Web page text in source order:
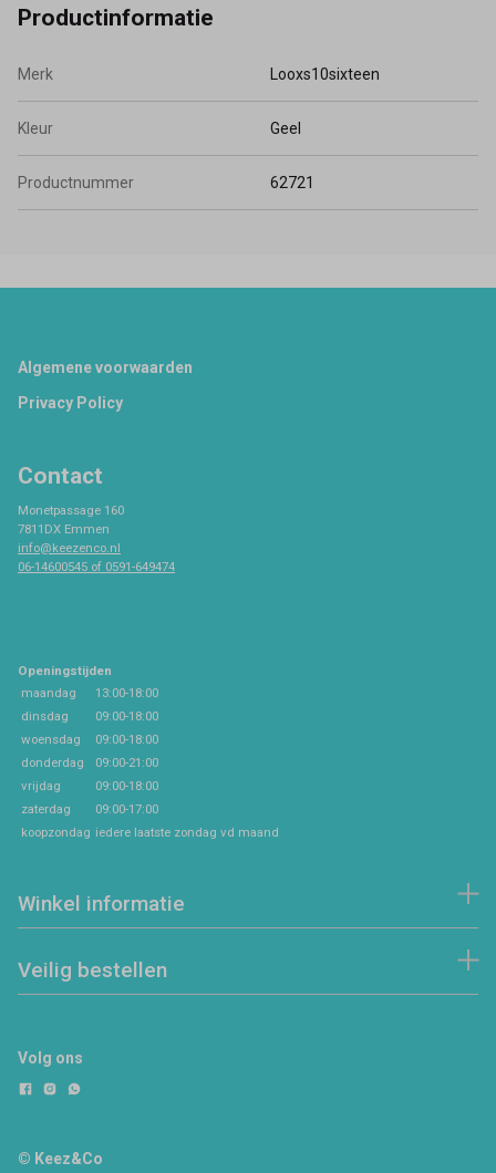
Productinformatie
Merk Looxs10sixteen
Kleur Geel
Productnummer 62721
Footer
Algemene voorwaarden
Privacy Policy
Contact
Monetpassage 160
7811DX Emmen
info@keezenco.nl
06-14600545 of 0591-649474
Openingstijden
maandag
13:00-18:00
dinsdag
09:00-18:00
woensdag
09:00-18:00
donderdag
09:00-21:00
vrijdag
09:00-18:00
zaterdag
09:00-17:00
koopzondag iedere laatste zondag vd maand
Winkel informatie
Veilig bestellen
Volg ons
© Keez&Co